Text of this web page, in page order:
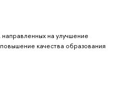
на улучшение
качества образования